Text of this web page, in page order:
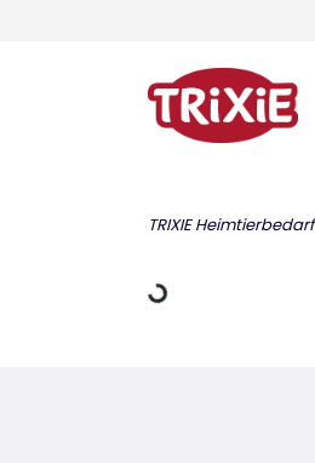
TRIXIE Heimtierbedarf
Gegevens laden